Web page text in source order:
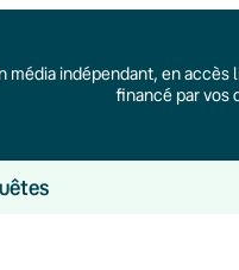
média indépendant, en accès
financé par vos